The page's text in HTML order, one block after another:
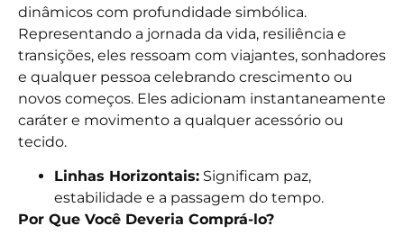
dinâmicos com profundidade simbólica.
Representando a jornada da vida, resiliência e
transições, eles ressoam com viajantes, sonhadores
e qualquer pessoa celebrando crescimento ou
novos começos. Eles adicionam instantaneamente
caráter e movimento a qualquer acessório ou
tecido.
Linhas Horizontais: Significam paz,
estabilidade e a passagem do tempo.
Por Que Você Deveria Comprá-lo?